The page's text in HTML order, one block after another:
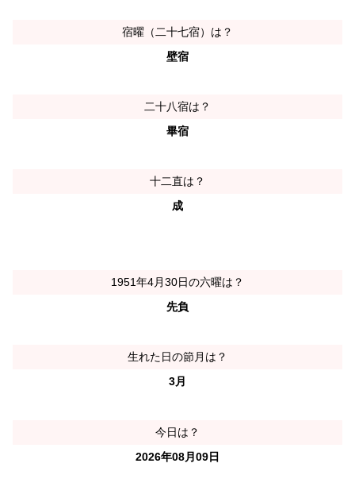
宿曜（二十七宿）は？
壁宿
二十八宿は？
畢宿
十二直は？
成
1951年4月30日の六曜は？
先負
生れた日の節月は？
3月
今日は？
2026年08月09日